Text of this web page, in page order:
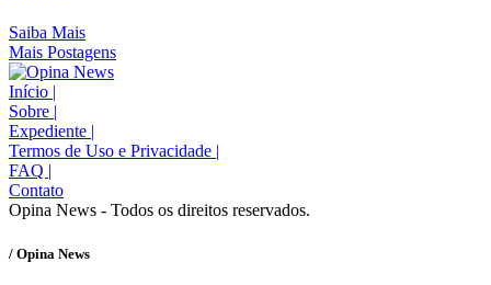
Saiba Mais
Mais Postagens
Início |
Sobre |
Expediente |
Termos de Uso e Privacidade |
FAQ |
Contato
Opina News - Todos os direitos reservados.
/ Opina News